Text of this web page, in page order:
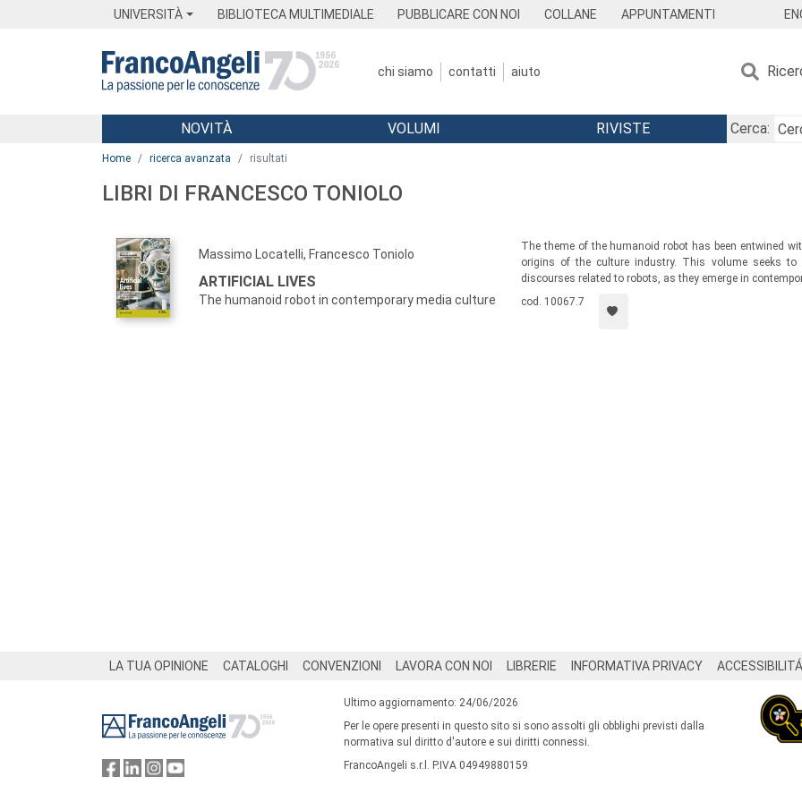
UNIVERSITÀ BIBLIOTECA MULTIMEDIALE PUBBLICARE CON NOI COLLANE APPUNTAMENTI
chi siamo contatti aiuto
Menu
NOVITÀ VOLUMI RIVISTE
Cerca:
Home ricerca avanzata risultati
LIBRI DI FRANCESCO TONIOLO
Massimo Locatelli, Francesco Toniolo
ARTIFICIAL LIVES
The humanoid robot in contemporary media culture
The theme of the humanoid robot has been entwined
origins of the culture industry. This volume seeks
discourses related to robots, as they emerge in
cod. 10067.7
LA TUA OPINIONE CATALOGHI CONVENZIONI LAVORA CON NOI LIBRERIE INFORMATIVA PRIVACY ACCESSIBILITÁ
Ultimo aggiornamento: 24/06/2026
Per le opere presenti in questo sito si sono assolti gli obblighi previsti dalla
normativa sul diritto d'autore e sui diritti connessi.
FrancoAngeli s.r.l. P.IVA 04949880159